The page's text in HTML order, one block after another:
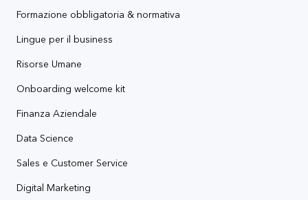
Formazione obbligatoria & normativa
Lingue per il business
Risorse Umane
Onboarding welcome kit
Finanza Aziendale
Data Science
Sales e Customer Service
Digital Marketing